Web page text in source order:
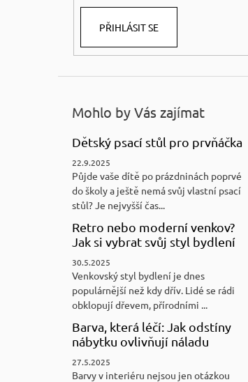
PŘIHLÁSIT SE
Mohlo by Vás zajímat
Dětský psací stůl pro prvňáčka
22.9.2025
Půjde vaše dítě po prázdninách poprvé
do školy a ještě nemá svůj vlastní psací
stůl? Je nejvyšší čas...
Retro nebo moderní venkov?
Jak si vybrat svůj styl bydlení
30.5.2025
Venkovský styl bydlení je dnes
populárnější než kdy dřív. Lidé se rádi
obklopují dřevem, přírodními ...
Barva, která léčí: Jak odstíny
nábytku ovlivňují náladu
27.5.2025
Barvy v interiéru nejsou jen otázkou